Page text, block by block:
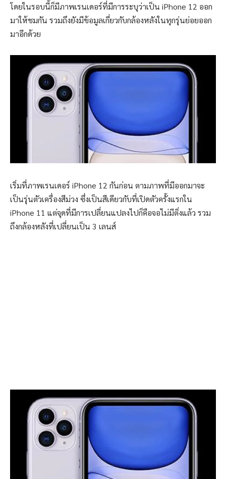
โดยในรอบนี้ก็มีภาพเรนเดอร์ที่มีการระบุว่าเป็น iPhone 12 ออก
มาให้ชมกัน รวมถึงยังมีข้อมูลเกี่ยวกับกล้องหลังในทุกรุ่นย่อยออก
มาอีกด้วย
เริ่มที่ภาพเรนเดอร์ iPhone 12 กันก่อน ตามภาพที่มีออกมาจะ
เป็นรุ่นตัวเครื่องสีม่วง ซึ่งเป็นสีเดียวกับที่เปิดตัวครั้งแรกใน
iPhone 11 แต่จุดที่มีการเปลี่ยนแปลงไปก็คือจอไม่มีติ่งแล้ว รวม
ถึงกล้องหลังที่เปลี่ยนเป็น 3 เลนส์